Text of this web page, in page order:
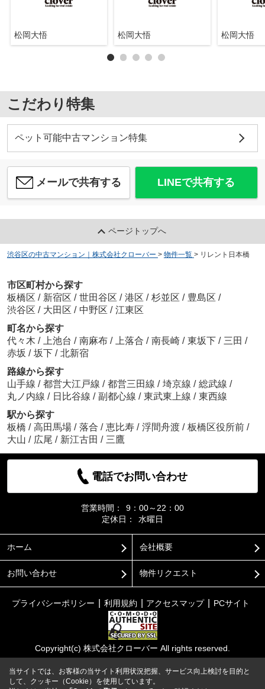
松岡大悟 松岡大悟 松岡大悟
こだわり特集
ペット可能中古マンション特集
メールで共有する LINEで共有する
ページトップへ
渋谷区の中古マンション｜株式会社クローバー > 物件一覧 > リレント日本橋
市区町村から探す
板橋区 / 新宿区 / 世田谷区 / 港区 / 杉並区 / 豊島区 /
渋谷区 / 大田区 / 中野区 / 江東区
町名から探す
代々木 / 上池台 / 南麻布 / 上落合 / 南長崎 / 東坂下 / 三田 /
赤坂 / 坂下 / 北新宿
路線から探す
山手線 / 都営大江戸線 / 都営三田線 / 埼京線 / 総武線 /
丸ノ内線 / 日比谷線 / 副都心線 / 東武東上線 / 東西線
駅から探す
板橋 / 高田馬場 / 落合 / 恵比寿 / 浮間舟渡 / 板橋区役所前 /
大山 / 広尾 / 新江古田 / 三鷹
電話でお問い合わせ
営業時間：
9：00～22：00
定休日：
水曜日
ホーム 会社概要
お問い合わせ 物件リクエスト
プライバシーポリシー 利用規約 アクセスマップ PCサイト
Copyright(c) 株式会社クローバー All rights reserved.
当サイトでは、お客様の当サイト利用状況把握、サービス向上検討を目的と
して、クッキー（Cookie）を使用しています。